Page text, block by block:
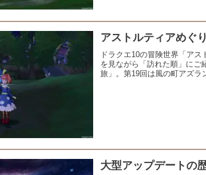
アストルティアめぐ
ドラクエ10の冒険世界「ア
を見ながら「訪れた順」にご
旅」。第19回は風の町アズラ
大型アップデートの